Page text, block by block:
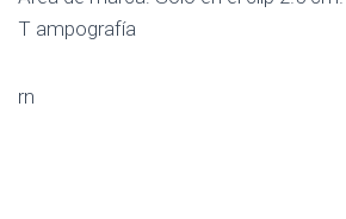
T ampografía
rn